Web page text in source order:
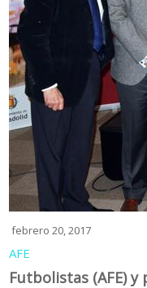
febrero 20, 2017
AFE
Futbolistas (AFE) y